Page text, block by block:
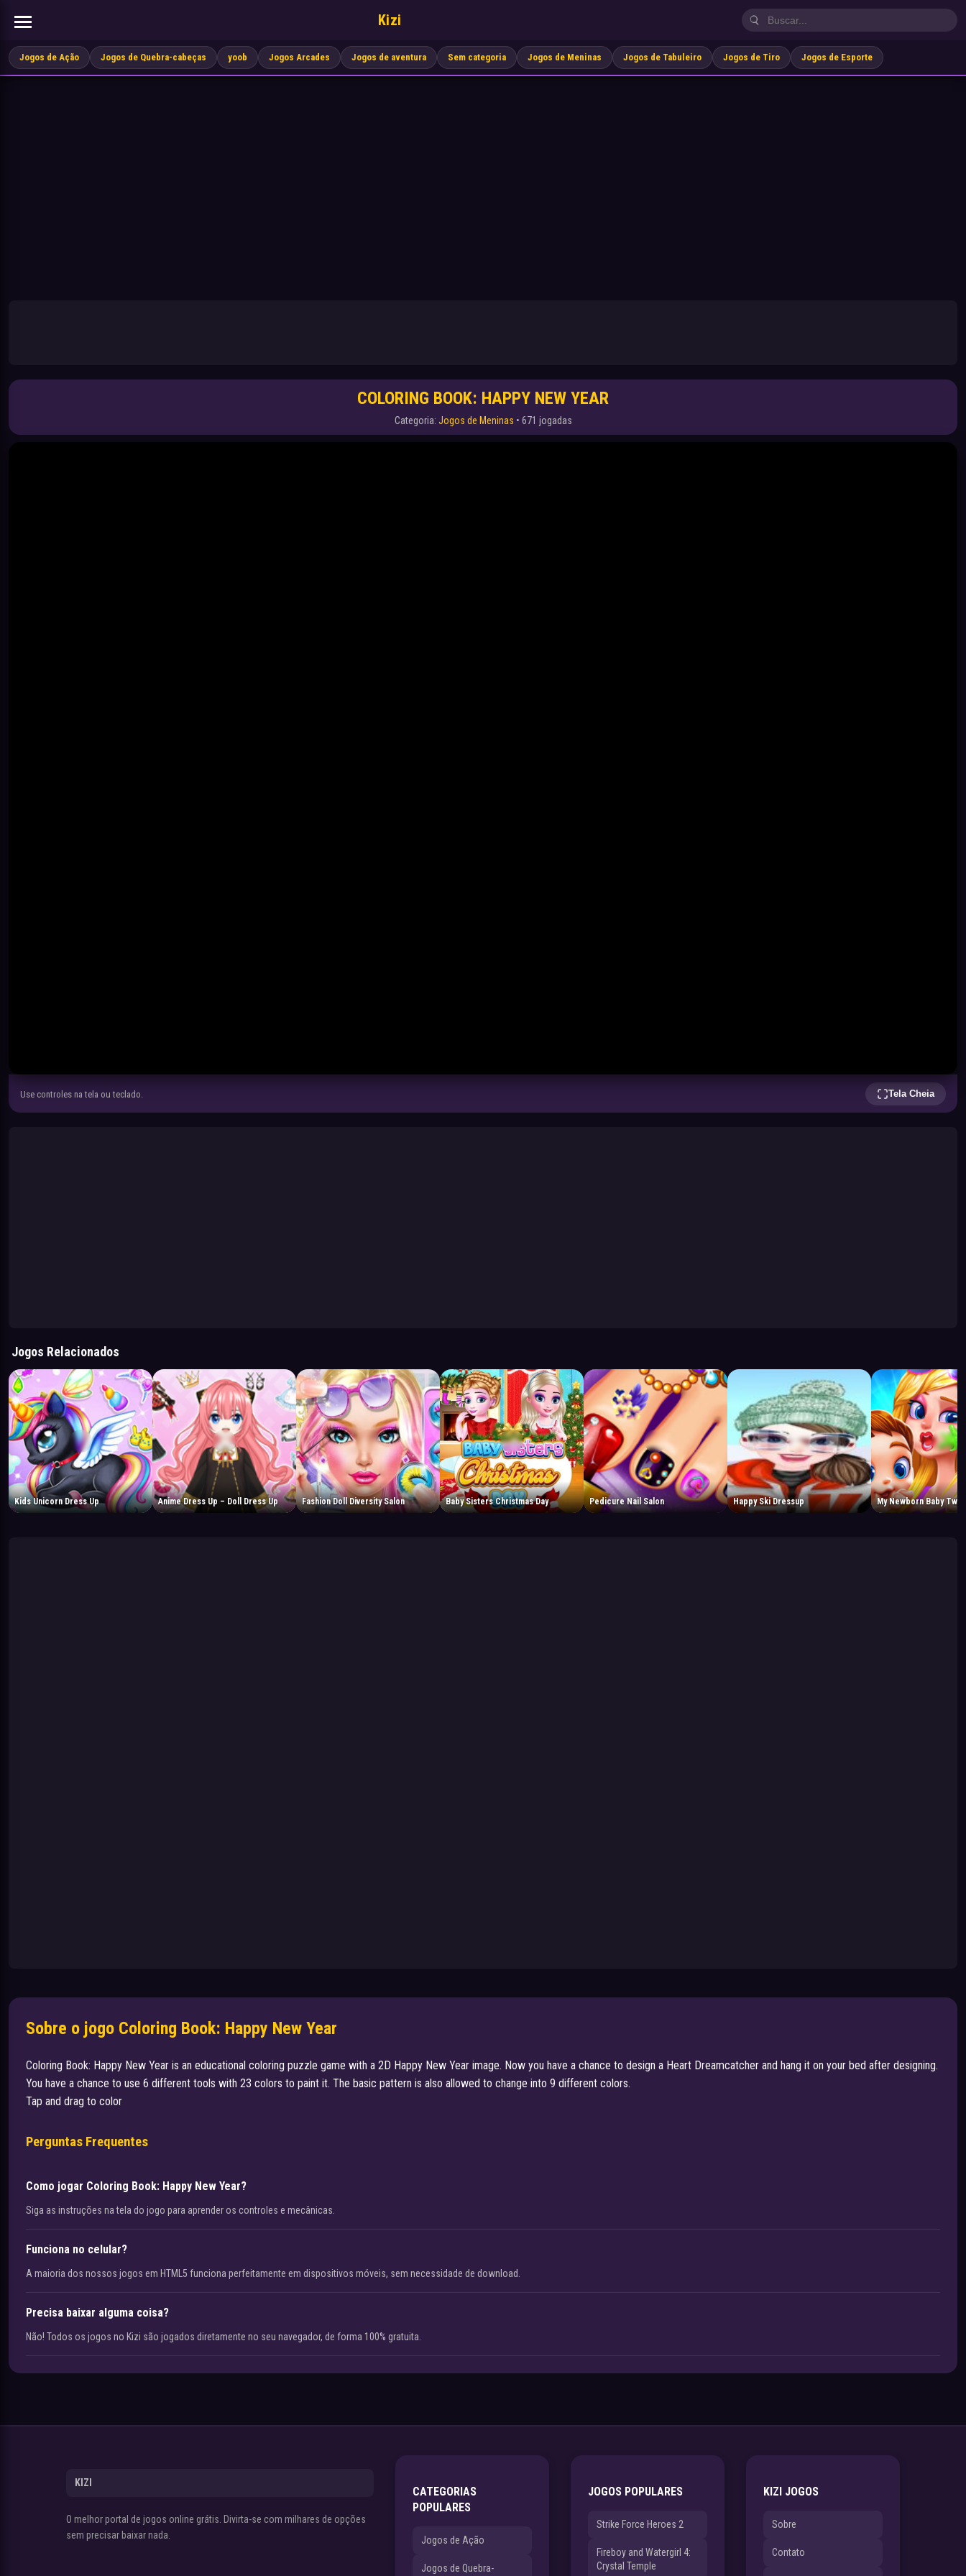
Kizi
Jogos de Ação Jogos de Quebra-cabeças yoob Jogos Arcades Jogos de aventura Sem categoria Jogos de Meninas Jogos de Tabuleiro Jogos de Tiro Jogos de Esporte
COLORING BOOK: HAPPY NEW YEAR
Categoria: Jogos de Meninas • 671 jogadas
Use controles na tela ou teclado. Tela Cheia
Jogos Relacionados
Kids Unicorn Dress Up Anime Dress Up – Doll Dress Up Fashion Doll Diversity Salon Baby Sisters Christmas Day Pedicure Nail Salon Happy Ski Dressup My Newborn Baby
Sobre o jogo Coloring Book: Happy New Year
Coloring Book: Happy New Year is an educational coloring puzzle game with a 2D Happy New Year image. Now you have a chance to design a Heart Dreamcatcher and hang it on your bed after designing.
You have a chance to use 6 different tools with 23 colors to paint it. The basic pattern is also allowed to change into 9 different colors.
Tap and drag to color
Perguntas Frequentes
Como jogar Coloring Book: Happy New Year?
Siga as instruções na tela do jogo para aprender os controles e mecânicas.
Funciona no celular?
A maioria dos nossos jogos em HTML5 funciona perfeitamente em dispositivos móveis, sem necessidade de download.
Precisa baixar alguma coisa?
Não! Todos os jogos no Kizi são jogados diretamente no seu navegador, de forma 100% gratuita.
KIZI
O melhor portal de jogos online grátis. Divirta-se com milhares de opções
sem precisar baixar nada.
CATEGORIAS
POPULARES
Jogos de Ação
Jogos de Quebra-
JOGOS POPULARES
Strike Force Heroes 2
Fireboy and Watergirl 4:
Crystal Temple
KIZI JOGOS
Sobre
Contato